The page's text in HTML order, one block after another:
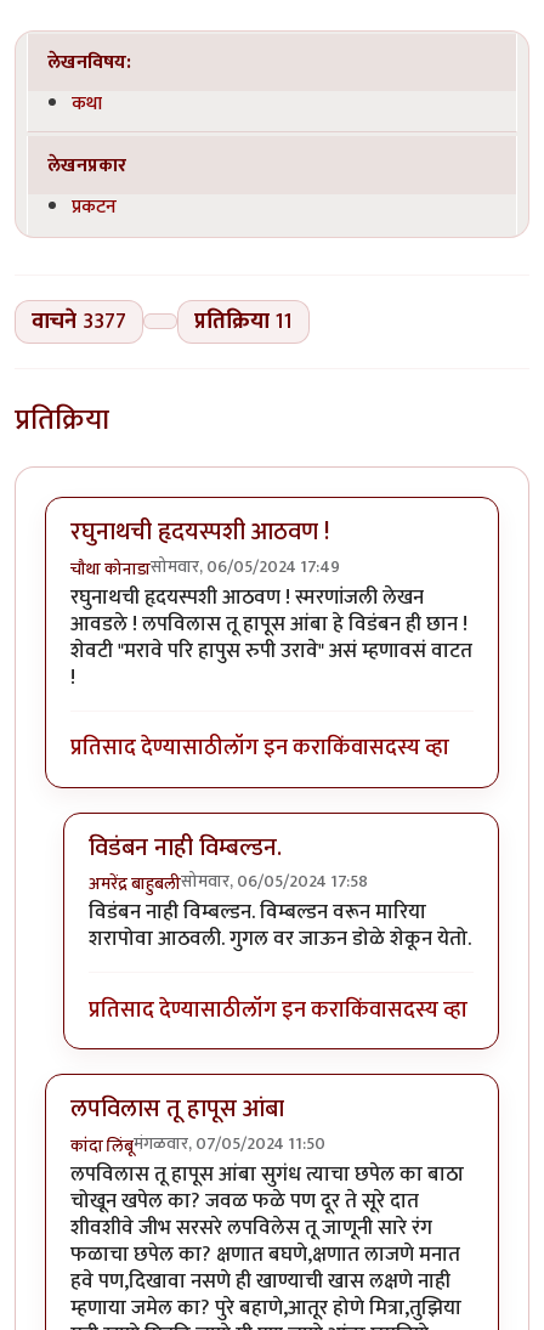
लेखनविषय:
कथा
लेखनप्रकार
प्रकटन
वाचने 3377 प्रतिक्रिया11
प्रतिक्रिया
रघुनाथची हृदयस्पशी आठवण !
चौथा कोनाडासोमवार, 06/05/2024 17:49
रघुनाथची हृदयस्पशी आठवण ! स्मरणांजली लेखन
आवडले ! लपविलास तू हापूस आंबा हे विडंबन ही छान !
शेवटी "मरावे परि हापुस रुपी उरावे" असं म्हणावसं वाटत
!
प्रतिसाद देण्यासाठीलॉग इन कराकिंवासदस्य व्हा
विडंबन नाही विम्बल्डन.
अमरेंद्र बाहुबलीसोमवार, 06/05/2024 17:58
In reply toरघुनाथची हृदयस्पशी आठवण !by
विडंबन नाही विम्बल्डन. विम्बल्डन वरून मारिया
शरापोवा आठवली. गुगल वर जाऊन डोळे शेकून येतो.
प्रतिसाद देण्यासाठीलॉग इन कराकिंवासदस्य व्हा
लपविलास तू हापूस आंबा
कांदा लिंबूमंगळवार, 07/05/2024 11:50
लपविलास तू हापूस आंबा सुगंध त्याचा छपेल का बाठा
चोखून खपेल का? जवळ फळे पण दूर ते सूरे दात
शीवशीवे जीभ सरसरे लपविलेस तू जाणूनी सारे रंग
फळाचा छपेल का? क्षणात बघणे,क्षणात लाजणे मनात
हवे पण,दिखावा नसणे ही खाण्याची खास लक्षणे नाही
म्हणाया जमेल का? पुरे बहाणे,आतूर होणे मित्रा,तुझिया